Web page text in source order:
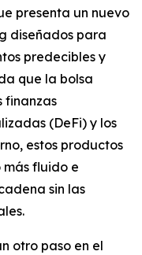
presenta un nuevo
diseñados para
predecibles y
que la bolsa
finanzas
(DeFi) y los
estos productos
más fluido e
sin las
otro paso en el